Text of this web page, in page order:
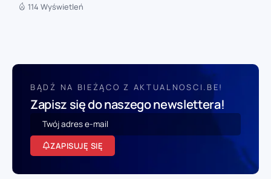
114 Wyświetleń
BĄDŹ NA BIEŻĄCO Z AKTUALNOSCI.BE!
Zapisz się do naszego newslettera!
ZAPISUJĘ SIĘ